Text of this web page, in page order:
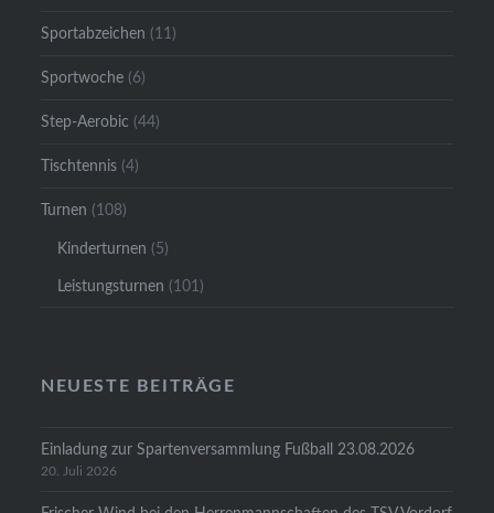
Sportabzeichen (11)
Sportwoche (6)
Step-Aerobic (44)
Tischtennis (4)
Turnen (108)
Kinderturnen (5)
Leistungsturnen (101)
NEUESTE BEITRÄGE
Einladung zur Spartenversammlung Fußball 23.08.2026
20. Juli 2026